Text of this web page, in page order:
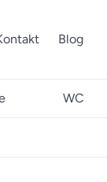
Blog
WC